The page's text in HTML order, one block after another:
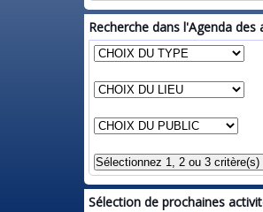
Recherche dans l'Agenda
Sélection de prochaines